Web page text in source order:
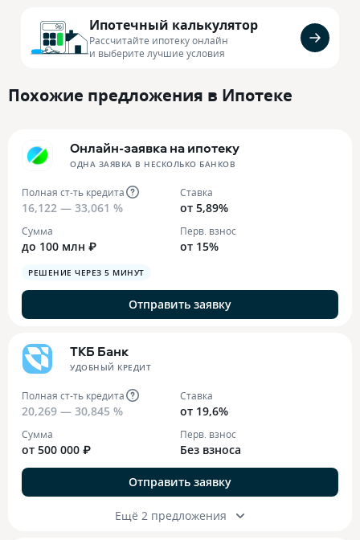
Ипотечный калькулятор
Рассчитайте ипотеку онлайн
и выберите лучшие условия
Похожие предложения в Ипотеке
Онлайн-заявка на ипотеку
ОДНА ЗАЯВКА В НЕСКОЛЬКО БАНКОВ
Полная ст-ть кредита
16,122 — 33,061 %
Ставка
от 5,89%
Сумма
до 100 млн ₽
Перв. взнос
от 15%
РЕШЕНИЕ ЧЕРЕЗ 5 МИНУТ
Отправить заявку
ТКБ Банк
УДОБНЫЙ КРЕДИТ
Полная ст-ть кредита
20,269 — 30,845 %
Ставка
от 19,6%
Сумма
от 500 000 ₽
Перв. взнос
Без взноса
Отправить заявку
Ещё 2 предложения